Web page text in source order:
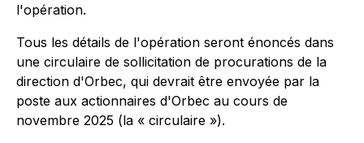
l'opération.
Tous les détails de l'opération seront énoncés dans
une circulaire de sollicitation de procurations de la
direction d'Orbec, qui devrait être envoyée par la
poste aux actionnaires d'Orbec au cours de
novembre 2025 (la « circulaire »).